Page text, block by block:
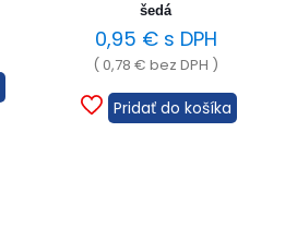
šedá
0,95 €s DPH
( 0,78€ bez DPH )
Pridať do košíka